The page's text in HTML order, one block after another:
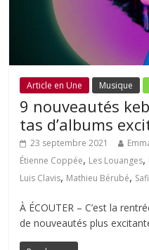
Article en Une Musique
9 nouveautés
tas d’albums
23 septembre 2021
Étienne Coppée, Les Louanges,
Luis Clavis, Mathieu Bérubé,
À ÉCOUTER – C’est la
de nouveautés plus